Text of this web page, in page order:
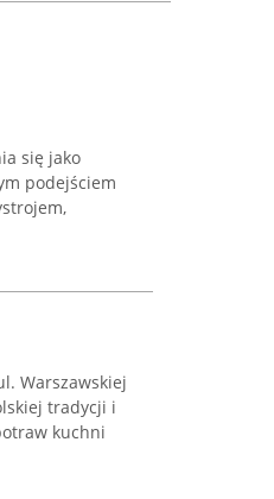
się jako
podejściem
Warszawskiej
tradycji i
kuchni